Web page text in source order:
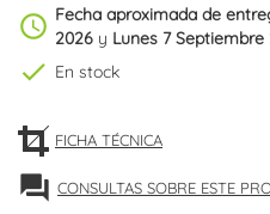
schedule Fecha aproximada de
2026 y Lunes 7 Septiembre
check En stock
FICHA TÉCNICA
forum CONSULTAS SOBRE ESTE